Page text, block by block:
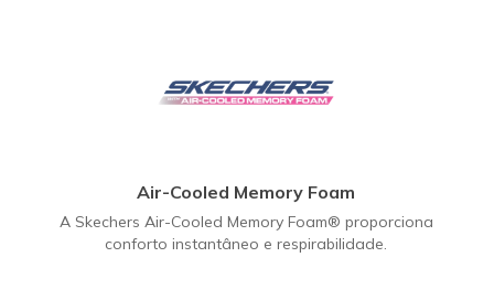
Air-Cooled Memory Foam
A Skechers Air-Cooled Memory Foam® proporciona
conforto instantâneo e respirabilidade.